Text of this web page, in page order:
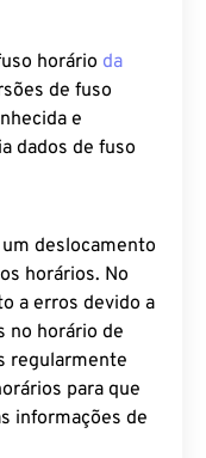
horário da
de fuso
e
dados de fuso
deslocamento
horários. No
a erros devido a
no horário de
regularmente
para que
informações de